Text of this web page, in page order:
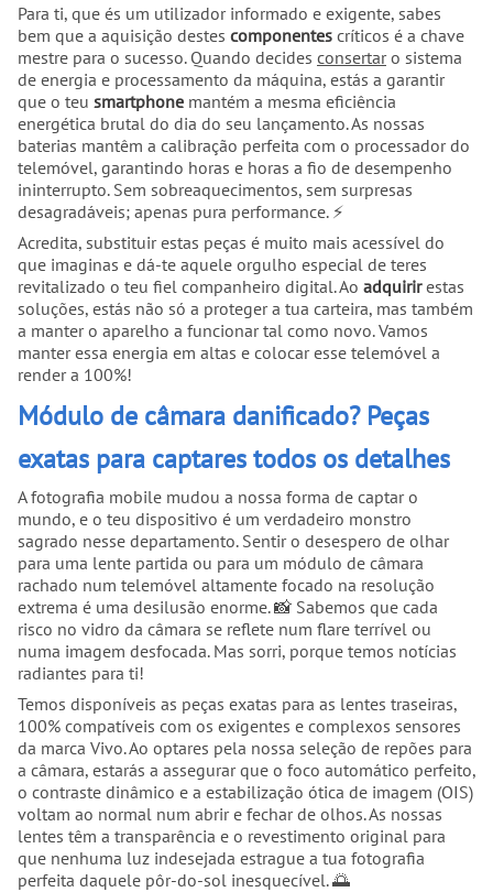
Para ti, que és um utilizador informado e exigente, sabes
bem que a aquisição destes componentes críticos é a chave
mestre para o sucesso. Quando decides consertaro sistema
de energia e processamento da máquina, estás a garantir
que o teu smartphone mantém a mesma eficiência
energética brutal do dia do seu lançamento. As nossas
baterias mantêm a calibração perfeita com o processador do
telemóvel, garantindo horas e horas a fio de desempenho
ininterrupto. Sem sobreaquecimentos, sem surpresas
desagradáveis; apenas pura performance. ⚡
Acredita, substituir estas peças é muito mais acessível do
que imaginas e dá-te aquele orgulho especial de teres
revitalizado o teu fiel companheiro digital. Ao adquirirestas
soluções, estás não só a proteger a tua carteira, mas também
a manter o aparelho a funcionar tal como novo. Vamos
manter essa energia em altas e colocar esse telemóvel a
render a 100%!
Módulo de câmara danificado? Peças
exatas para captares todos os detalhes
A fotografia mobile mudou a nossa forma de captar o
mundo, e o teu dispositivo é um verdadeiro monstro
sagrado nesse departamento. Sentir o desespero de olhar
para uma lente partida ou para um módulo de câmara
rachado num telemóvel altamente focado na resolução
extrema é uma desilusão enorme. 📸 Sabemos que cada
risco no vidro da câmara se reflete num flare terrível ou
numa imagem desfocada. Mas sorri, porque temos notícias
radiantes para ti!
Temos disponíveis as peças exatas para as lentes traseiras,
100% compatíveis com os exigentes e complexos sensores
da marca Vivo. Ao optares pela nossa seleção de repões para
a câmara, estarás a assegurar que o foco automático perfeito,
o contraste dinâmico e a estabilização ótica de imagem (OIS)
voltam ao normal num abrir e fechar de olhos. As nossas
lentes têm a transparência e o revestimento original para
que nenhuma luz indesejada estrague a tua fotografia
perfeita daquele pôr-do-sol inesquecível. 🌅